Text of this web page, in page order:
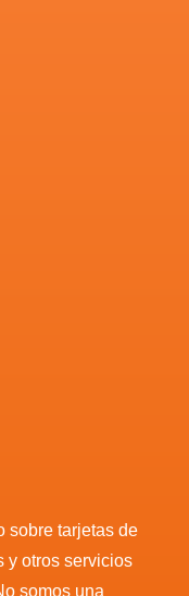
sobre tarjetas de
y otros servicios
somos una